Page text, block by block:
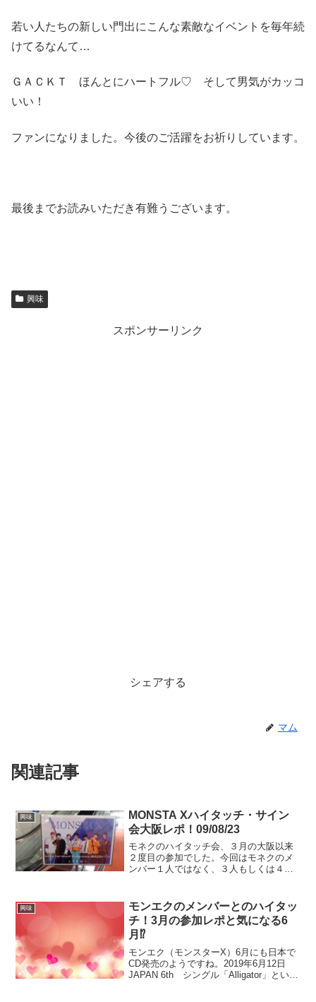
若い人たちの新しい門出にこんな素敵なイベントを毎年続
けてるなんて…
ＧＡＣＫＴ ほんとにハートフル♡ そして男気がカッコ
いい！
ファンになりました。今後のご活躍をお祈りしています。
最後までお読みいただき有難うございます。
興味
スポンサーリンク
シェアする
マム
関連記事
興味
MONSTA Xハイタッチ・サイン
会大阪レポ！09/08/23
モネクのハイタッチ会、３月の大阪以来
２度目の参加でした。今回はモネクのメ
ンバー１人ではなく、３人もしくは４人
たる確率が少なくなっていたのか、私達
の運が足りなかったのかは...
興味
モンエクのメンバーとのハイタッ
チ！3月の参加レポと気になる6
月⁉
モンエク（モンスターX）6月にも日本で
CD発売のようですね。2019年6月12日
JAPAN 6th シングル「Alligator」という